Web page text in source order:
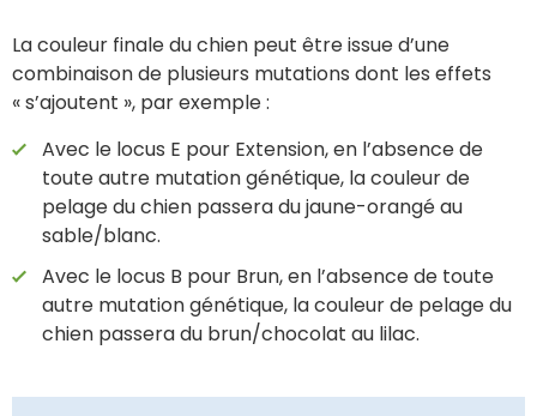
La couleur finale du chien peut être issue d’une
combinaison de plusieurs mutations dont les effets
« s’ajoutent », par exemple :
Avec le locus E pour Extension, en l’absence de
toute autre mutation génétique, la couleur de
pelage du chien passera du jaune-orangé au
sable/blanc.
Avec le locus B pour Brun, en l’absence de toute
autre mutation génétique, la couleur de pelage du
chien passera du brun/chocolat au lilac.